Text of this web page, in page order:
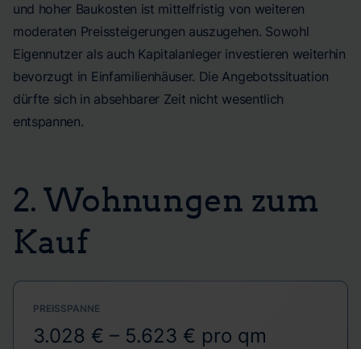
und hoher Baukosten ist mittelfristig von weiteren
moderaten Preissteigerungen auszugehen. Sowohl
Eigennutzer als auch Kapitalanleger investieren weiterhin
bevorzugt in Einfamilienhäuser. Die Angebotssituation
dürfte sich in absehbarer Zeit nicht wesentlich
entspannen.
2. Wohnungen zum
Kauf
PREISSPANNE
3.028 € – 5.623 € pro qm